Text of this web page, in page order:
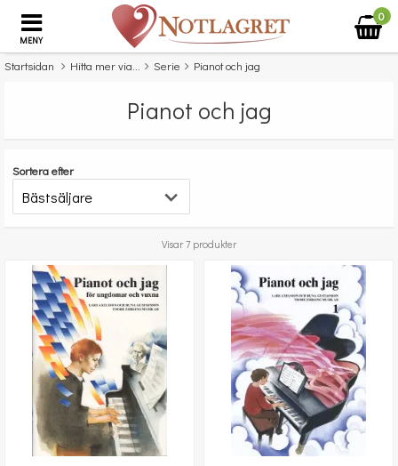
MENY
0
Startsidan Hitta mer via... Serie Pianot och jag
Pianot och jag
Sortera efter
Visar 7 produkter